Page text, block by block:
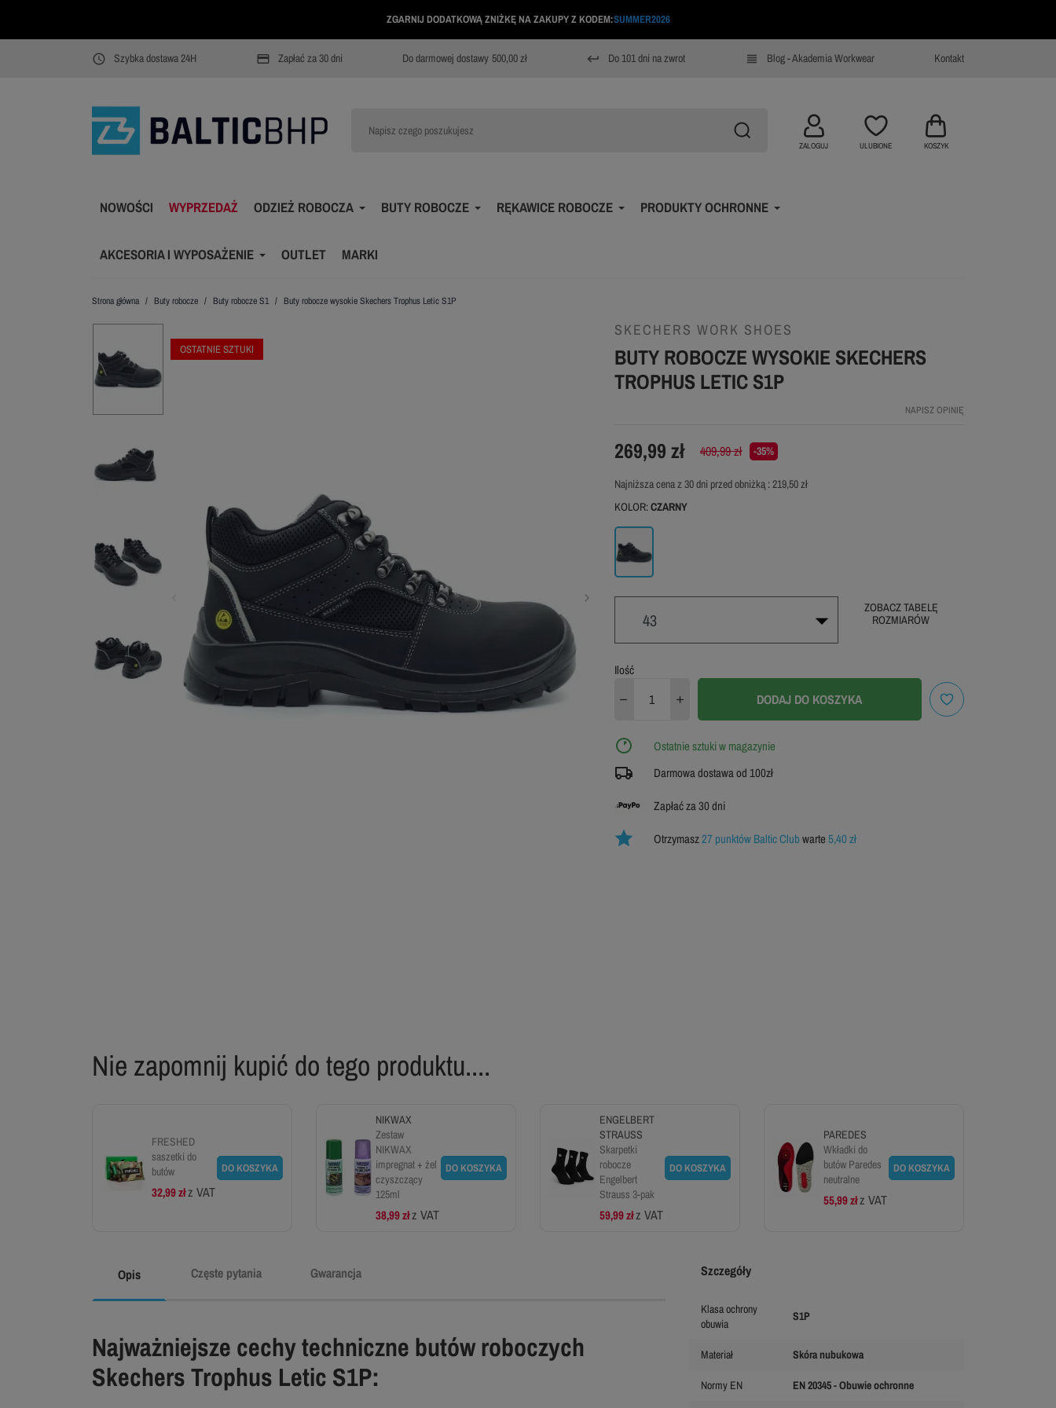
ZGARNIJ DODATKOWĄ ZNIŻKĘ NA ZAKUPY Z KODEM:SUMMER2026
access_time Szybka dostawa 24H payment Zapłać za 30 dni Do darmowej dostawy 500,00 zł keyboard_return Do 101 dni na zwrot view_headline Blog - Akademia Workwear Kontakt
ZALOGUJ ULUBIONE KOSZYK
NOWOŚCI WYPRZEDAŻ ODZIEŻ ROBOCZA BUTY ROBOCZE RĘKAWICE ROBOCZE PRODUKTY OCHRONNE
AKCESORIA I WYPOSAŻENIE OUTLET MARKI
Strona główna Buty robocze Buty robocze S1 Buty robocze wysokie Skechers Trophus Letic S1P
OSTATNIE SZTUKI
SKECHERS WORK SHOES
BUTY ROBOCZE WYSOKIE SKECHERS
TROPHUS LETIC S1P
NAPISZ OPINIĘ
409,99 zł -35%
269,99 zł
Najniższa cena z 30 dni przed obniżką :219,50 zł
KOLOR:CZARNY
Czarny
43
ZOBACZ TABELĘ
ROZMIARÓW
Ilość
DODAJ DO KOSZYKA
Ostatnie sztuki w magazynie
Darmowa dostawa od 100zł
Zapłać za 30 dni
Otrzymasz27 punktów Baltic Clubwarte5,40 zł
Nie zapomnij kupić do tego produktu....
FRESHED
saszetki do
butów
32,99 złz VAT
DO KOSZYKA
NIKWAX
Zestaw
NIKWAX
impregnat + żel
czyszczący
125ml
38,99 złz VAT
DO KOSZYKA
ENGELBERT
STRAUSS
Skarpetki
robocze
Engelbert
Strauss 3-pak
59,99 złz VAT
DO KOSZYKA
PAREDES
Wkładki do
butów Paredes
neutralne
55,99 złz VAT
DO KOSZYKA
Opis Częste pytania Gwarancja
Najważniejsze cechy techniczne butów roboczych
Skechers Trophus Letic S1P:
Szczegóły
Klasa ochrony
obuwia
S1P
Materiał Skóra nubukowa
Normy EN EN 20345 - Obuwie ochronne